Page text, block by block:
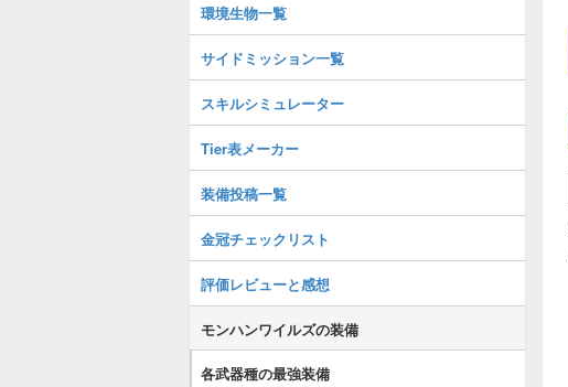
環境生物一覧
サイドミッション一覧
スキルシミュレーター
Tier表メーカー
装備投稿一覧
金冠チェックリスト
評価レビューと感想
モンハンワイルズの装備
各武器種の最強装備